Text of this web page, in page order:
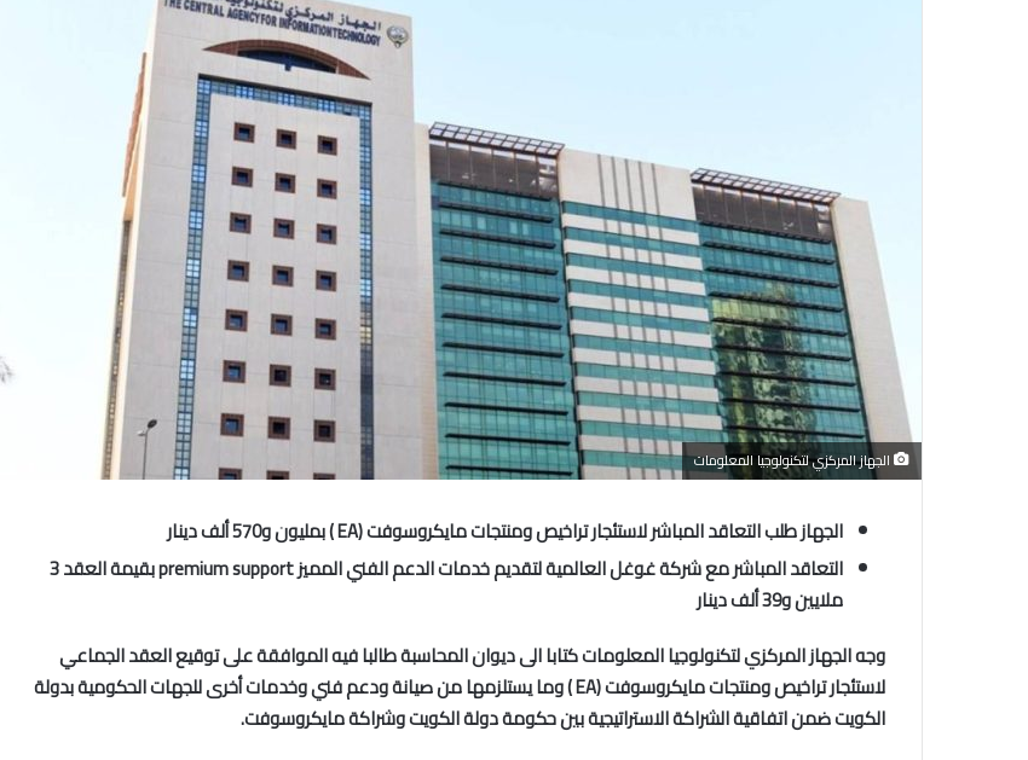
الجهاز المركزي لتكنولوجيا المعلومات
الجهاز طلب التعاقد المباشر لاستئجار تراخيص ومنتجات مايكروسوفت (EA) بمليون و570 ألف دينار
التعاقد المباشر مع شركة غوغل العالمية لتقديم خدمات الدعم الفني المميزpremium support
بقيمة العقد 3
ملايين و39 ألف دينار
وجه الجهاز المركزي لتكنولوجيا المعلومات كتابا الى ديوان المحاسبة طالبا فيه الموافقة على توقيع العقد الجماعي
لاستئجار تراخيص ومنتجات مايكروسوفت (EA) وما يستلزمها من صيانة ودعم فني وخدمات أخرى للجهات الحكومية بدولة
الكويت ضمن اتفاقية الشراكة الاستراتيجية بين حكومة دولة الكويت وشراكة مايكروسوفت.